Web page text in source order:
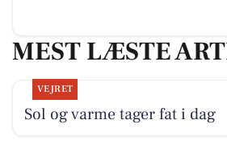
MEST LÆSTE
VEJRET
Sol og varme tager fat i dag